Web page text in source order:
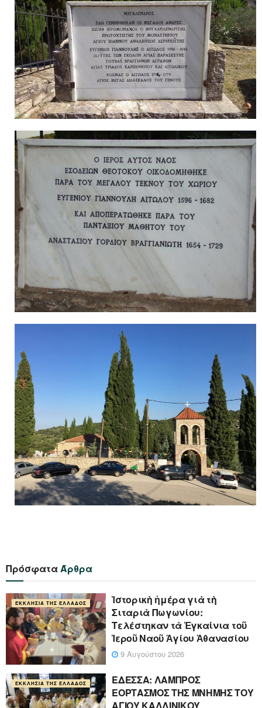
ΠρόσφαταΆρθρα
ΕΚΚΛΗΣΊΑ ΤΗΣ ΕΛΛΆΔΟΣ
Ἱστορικὴ ἡμέρα γιὰ τὴ
Σιταριὰ Πωγωνίου:
Τελέστηκαν τὰ Ἐγκαίνια τοῦ
Ἱεροῦ Ναοῦ Ἁγίου Ἀθανασίου
9 Αυγούστου 2026
ΕΚΚΛΗΣΊΑ ΤΗΣ ΕΛΛΆΔΟΣ
ΕΔΕΣΣΑ: ΛΑΜΠΡΟΣ
ΕΟΡΤΑΣΜΟΣ ΤΗΣ ΜΝΗΜΗΣ ΤΟΥ